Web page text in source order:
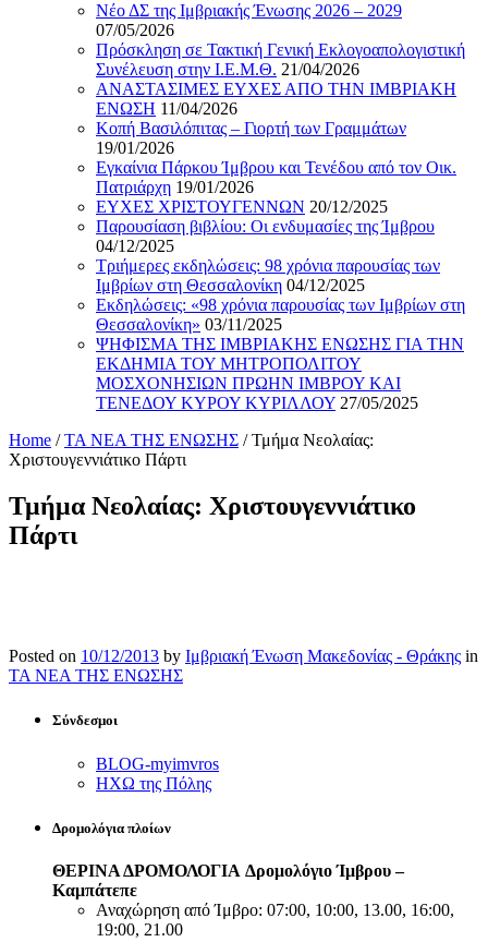
Νέο ΔΣ της Ιμβριακής Ένωσης 2026 – 2029
07/05/2026
Πρόσκληση σε Τακτική Γενική Εκλογοαπολογιστική
Συνέλευση στην Ι.Ε.Μ.Θ. 21/04/2026
ΑΝΑΣΤΑΣΙΜΕΣ ΕΥΧΕΣ ΑΠΟ ΤΗΝ ΙΜΒΡΙΑΚΗ
ΕΝΩΣΗ 11/04/2026
Κοπή Βασιλόπιτας – Γιορτή των Γραμμάτων
19/01/2026
Εγκαίνια Πάρκου Ίμβρου και Τενέδου από τον Οικ.
Πατριάρχη 19/01/2026
ΕΥΧΕΣ ΧΡΙΣΤΟΥΓΕΝΝΩΝ 20/12/2025
Παρουσίαση βιβλίου: Οι ενδυμασίες της Ίμβρου
04/12/2025
Τριήμερες εκδηλώσεις: 98 χρόνια παρουσίας των
Ιμβρίων στη Θεσσαλονίκη 04/12/2025
Εκδηλώσεις: «98 χρόνια παρουσίας των Ιμβρίων στη
Θεσσαλονίκη» 03/11/2025
ΨΗΦΙΣΜΑ ΤΗΣ ΙΜΒΡΙΑΚΗΣ ΕΝΩΣΗΣ ΓΙΑ ΤΗΝ
ΕΚΔΗΜΙΑ ΤΟΥ ΜΗΤΡΟΠΟΛΙΤΟΥ
ΜΟΣΧΟΝΗΣΙΩΝ ΠΡΩΗΝ ΙΜΒΡΟΥ ΚΑΙ
ΤΕΝΕΔΟΥ ΚΥΡΟΥ ΚΥΡΙΛΛΟΥ 27/05/2025
Home /ΤΑ ΝΕΑ ΤΗΣ ΕΝΩΣΗΣ /Τμήμα Νεολαίας:
Χριστουγεννιάτικο Πάρτι
Τμήμα Νεολαίας: Χριστουγεννιάτικο
Πάρτι
Posted on 10/12/2013 by Ιμβριακή Ένωση Μακεδονίας - Θράκης in
ΤΑ ΝΕΑ ΤΗΣ ΕΝΩΣΗΣ
Σύνδεσμοι
BLOG-myimvros
ΗΧΩ της Πόλης
Δρομολόγια πλοίων
ΘΕΡΙΝΑ ΔΡΟΜΟΛΟΓΙΑ Δρομολόγιο Ίμβρου –
Καμπάτεπε
Αναχώρηση από Ίμβρο: 07:00, 10:00, 13.00, 16:00,
19:00, 21.00